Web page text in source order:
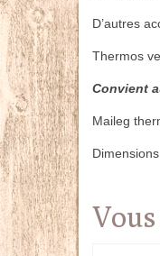
D’autres
Thermos
Convient
Maileg